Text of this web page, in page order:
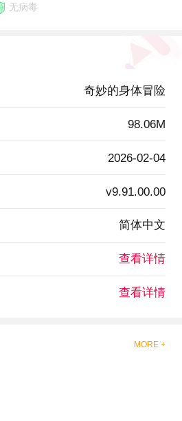
无病毒
奇妙的身体冒险
98.06M
2026-02-04
v9.91.00.00
简体中文
查看详情
查看详情
MORE +